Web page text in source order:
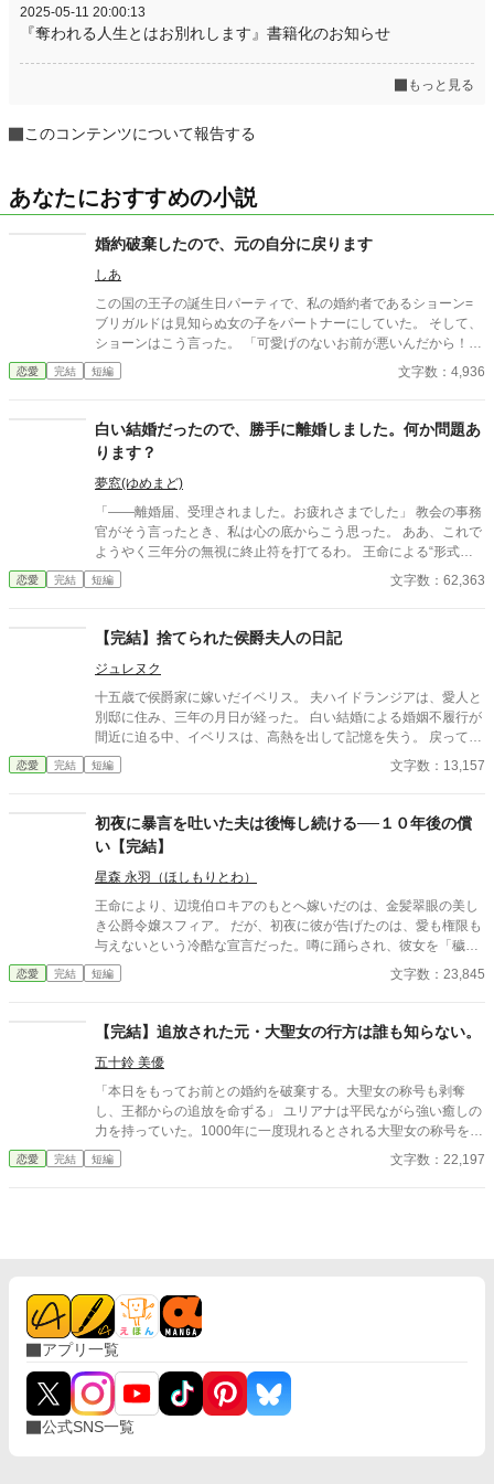
2025-05-11 20:00:13
『奪われる人生とはお別れします』書籍化のお知らせ
もっと見る
このコンテンツについて報告する
あなたにおすすめの小説
婚約破棄したので、元の自分に戻ります
しあ
この国の王子の誕生日パーティで、私の婚約者であるショーン=
ブリガルドは見知らぬ女の子をパートナーにしていた。 そして、
ショーンはこう言った。 「可愛げのないお前が悪いんだから！お
前みたいな地味で不細工なやつと結婚なんて悪夢だ！今すぐ婚約
を破棄してくれ！」 王子の誕生日パーティで何してるんだ…。と
とうございます。 今すぐ婚約破棄して本来の自分の姿に戻りま
す！
恋愛 完結 短編 文字数：4,936
白い結婚だったので、勝手に離婚しました。何か問題あ
ります？
夢窓(ゆめまど)
「――離婚届、受理されました。お疲れさまでした」 教会の事務
官がそう言ったとき、私は心の底からこう思った。 ああ、これで
ようやく三年分の無視に終止符を打てるわ。 王命による“形式結
婚”。 夫の顔も知らず、手紙もなし、戦地から帰ってきたという
噂すらない。 だから、はい、離婚。勝手に。 白い結婚だったの
恋愛 完結 短編 文字数：62,363
【完結】捨てられた侯爵夫人の日記
ジュレヌク
十五歳で侯爵家に嫁いだイベリス。 夫ハイドランジアは、愛人と
別邸に住み、三年の月日が経った。 白い結婚による婚姻不履行が
間近に迫る中、イベリスは、高熱を出して記憶を失う。 戻ってき
た夫は、妻に仕える侍女アリッサムから、いない月日の間書き綴
られた日記を手渡される。 そこには、出会った日から自分を恋し
なり、美しく成長した妻を前に、ハイドランジアは、心が揺ら
ぐ。 自分への恋心を忘れてしまったとしても、これ程までに思っ
てくれていたのなら、また、愛を育めるのではないのか？ 様々な
人間の思いが交錯し、物語は、思わぬ方向へと進んでいく。
恋愛 完結 短編 文字数：13,157
初夜に暴言を吐いた夫は後悔し続ける──１０年後の償
い【完結】
星森 永羽（ほしもりとわ）
王命により、辺境伯ロキアのもとへ嫁いだのは、金髪翠眼の美し
き公爵令嬢スフィア。 だが、初夜に彼が告げたのは、愛も権限も
与えないという冷酷な宣言だった。噂に踊らされ、彼女を「穢れ
た花嫁」と罵ったロキア。 しかし、わずか一日でスフィアは姿を
消し、教会から届いたのは婚姻無効と慰謝料請求の書状──。 王
だの補佐官として生きることに。 そして十年後、運命のいたずら
て生きる彼女の姿に、ロキアの胸に去来するのは、悔恨と赦しを
乞う想い──。 ⚠️本作はAIの生成した文章を一部に使用していま
す。
恋愛 完結 短編 文字数：23,845
【完結】追放された元・大聖女の行方は誰も知らない。
五十鈴 美優
「本日をもってお前との婚約を破棄する。大聖女の称号も剥奪
し、王都からの追放を命ずる」 ユリアナは平民ながら強い癒しの
力を持っていた。1000年に一度現れるとされる大聖女の称号を得
て、婚約者となった王子リッドと共に魔物討伐に邁進する日々を
送っていた。 だがリッドはユリアナを休ませることなく働かせ、
恋愛 完結 短編 文字数：22,197
アプリ一覧
公式SNS一覧